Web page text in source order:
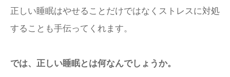
正しい睡眠はやせることだけではなくストレスに対処
することも手伝ってくれます。
では、正しい睡眠とは何なんでしょうか。